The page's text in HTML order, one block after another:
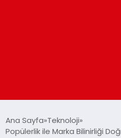
Ana Sayfa Teknoloji
Popülerlik ile Marka Bilinirliği